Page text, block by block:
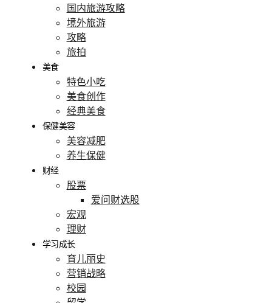
国内旅游攻略
境外旅游
攻略
旅拍
美食
特色小吃
美食创作
经典美食
保健美容
美容减肥
养生保健
财经
股票
爱问财选股
宏观
理财
学习成长
育儿丽史
营销战略
校园